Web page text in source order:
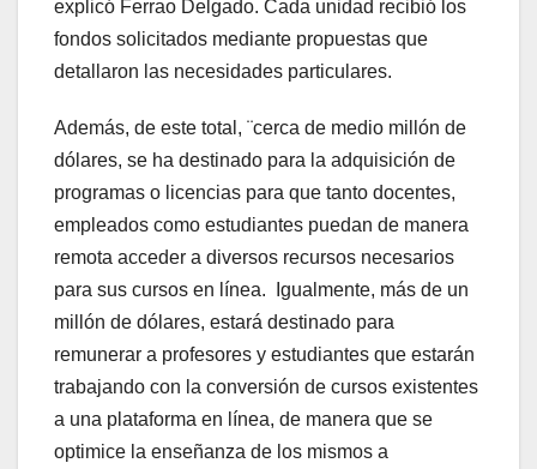
explicó Ferrao Delgado. Cada unidad recibió los
fondos solicitados mediante propuestas que
detallaron las necesidades particulares.
Además, de este total, ¨cerca de medio millón de
dólares, se ha destinado para la adquisición de
programas o licencias para que tanto docentes,
empleados como estudiantes puedan de manera
remota acceder a diversos recursos necesarios
para sus cursos en línea. Igualmente, más de un
millón de dólares, estará destinado para
remunerar a profesores y estudiantes que estarán
trabajando con la conversión de cursos existentes
a una plataforma en línea, de manera que se
optimice la enseñanza de los mismos a